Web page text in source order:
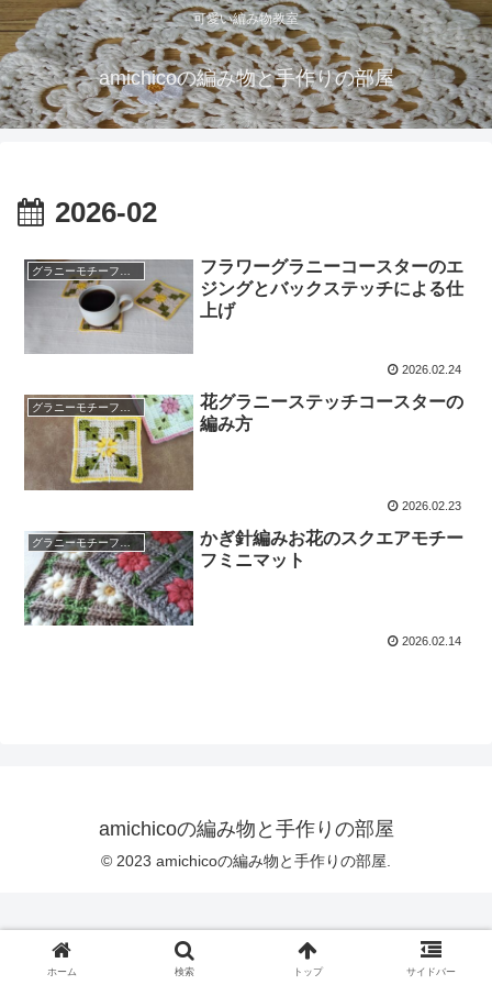
可愛い編み物教室
amichicoの編み物と手作りの部屋
2026-02
フラワーグラニーコースターのエ
ジングとバックステッチによる仕
上げ
2026.02.24
花グラニーステッチコースターの
編み方
2026.02.23
グラニーモチーフ編み
かぎ針編みお花のスクエアモチー
フミニマット
2026.02.14
amichicoの編み物と手作りの部屋
© 2023 amichicoの編み物と手作りの部屋.
ホーム 検索 トップ サイドバー